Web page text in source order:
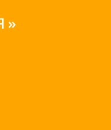
»